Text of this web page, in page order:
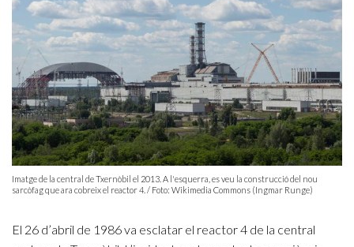
Imatge de la central de Txernòbil el 2013. A l'esquerra, es veu la construcció del nou
sarcòfag que ara cobreix el reactor 4. / Foto: Wikimedia Commons (Ingmar Runge)
El 26 d’abril de 1986 va esclatar el reactor 4 de la central